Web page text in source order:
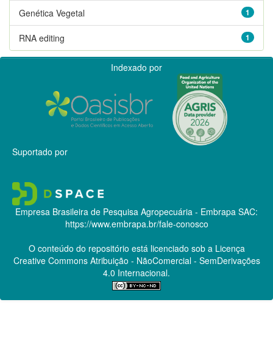
1
Genética Vegetal
1
RNA editing
Indexado por
Suportado por
Empresa Brasileira de Pesquisa Agropecuária - Embrapa SAC:
https://www.embrapa.br/fale-conosco
O conteúdo do repositório está licenciado sob a Licença
Creative CommonsAtribuição - NãoComercial - SemDerivações
4.0 Internacional.